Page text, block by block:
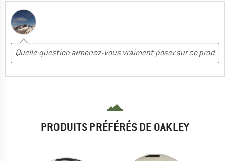
PRODUITS PRÉFÉRÉS DE OAKLEY